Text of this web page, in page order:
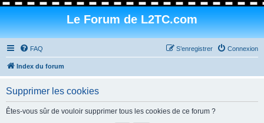
Le Forum de L2TC.com
FAQ Connexion
S’enregistrer
Index du forum
Supprimer les cookies
Êtes-vous sûr de vouloir supprimer tous les cookies de ce forum ?